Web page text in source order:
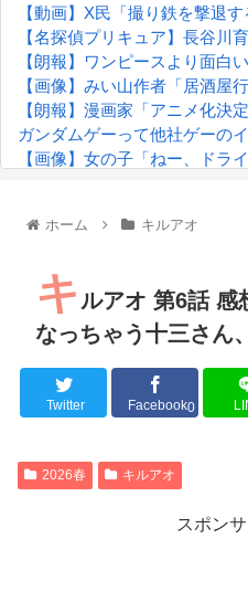
【動画】X民「撮り鉄を撃退
【名探偵プリキュア】長谷川
【朗報】ワンピースより面白
【画像】みい山作者「居酒屋
【朗報】漫画家「アニメ化
ガンダムゲーって他社ゲーの
【画像】女の子「ねー、ドラ
『進撃の巨人』で一番面白い
るろうに剣心 -明治剣客浪漫譚
同盟、帝国、フェザーン。生
ホーム キルアオ
キ ルアオ 第6話 感
なっちゃう十三さん
Twitter Facebook0
2026春 キルアオ
スポン